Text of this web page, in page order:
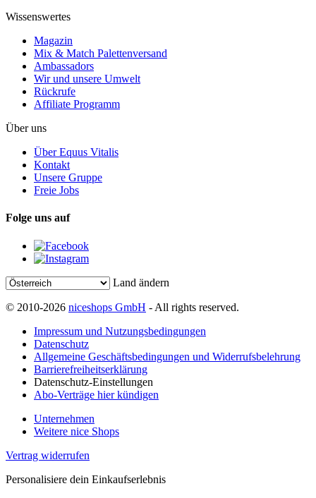
Wissenswertes
Magazin
Mix & Match Palettenversand
Ambassadors
Wir und unsere Umwelt
Rückrufe
Affiliate Programm
Über uns
Über Equus Vitalis
Kontakt
Unsere Gruppe
Freie Jobs
Folge uns auf
Land ändern
© 2010-2026 niceshops GmbH - All rights reserved.
Impressum und Nutzungsbedingungen
Datenschutz
Allgemeine Geschäftsbedingungen und Widerrufsbelehrung
Barrierefreiheitserklärung
Datenschutz-Einstellungen
Abo-Verträge hier kündigen
Unternehmen
Weitere nice Shops
Vertrag widerrufen
Personalisiere dein Einkaufserlebnis